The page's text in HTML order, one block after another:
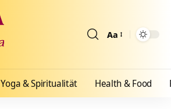
Aa
Yoga & Spiritualität Health & Food